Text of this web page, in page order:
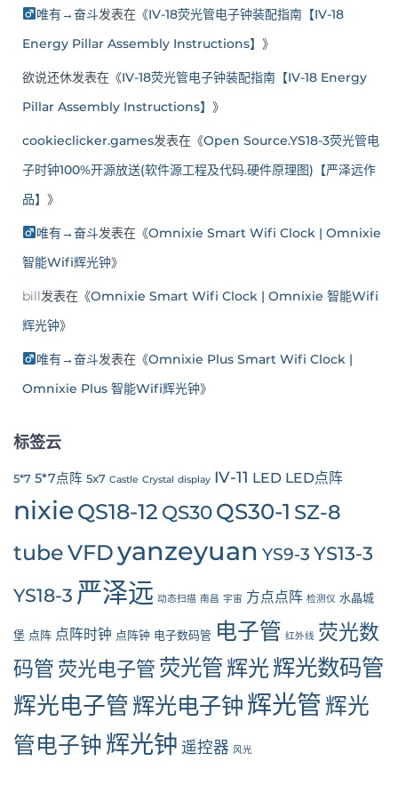
唯有→奋斗发表在《IV-18荧光管电子钟装配指南【IV-18
Energy Pillar Assembly Instructions】 》
欲说还休发表在《IV-18荧光管电子钟装配指南【IV-18 Energy
Pillar Assembly Instructions】 》
cookieclicker.games发表在《Open Source.YS18-3荧光管电
子时钟100%开源放送(软件源工程及代码.硬件原理图)【严泽远作
品】 》
唯有→奋斗发表在《Omnixie Smart Wifi Clock | Omnixie
智能Wifi辉光钟》
bill发表在《Omnixie Smart Wifi Clock | Omnixie 智能Wifi
辉光钟》
唯有→奋斗发表在《Omnixie Plus Smart Wifi Clock |
Omnixie Plus 智能Wifi辉光钟》
标签云
5*7 5*7点阵 5x7 Castle Crystal display IV-11 LED LED点阵
nixieQS18-12 QS30QS30-1 SZ-8
tubeVFDyanzeyuan YS9-3 YS13-3
YS18-3 严泽远 动态扫描 南昌 宇宙 方点点阵 检测仪 水晶城
堡 点阵 点阵时钟 点阵钟 电子数码管 电子管 红外线 荧光数
码管 荧光电子管 荧光管 辉光辉光数码管
辉光电子管辉光电子钟辉光管 辉光
管电子钟 辉光钟 遥控器 风光